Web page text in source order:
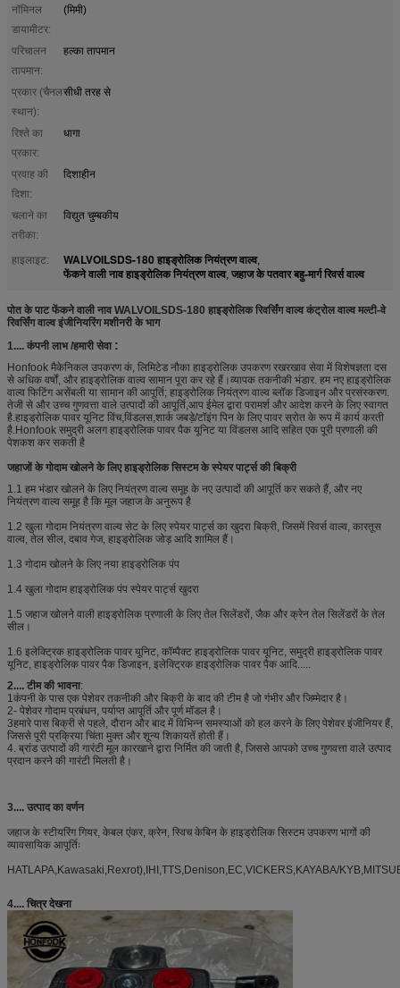
नॉमिनल
डायामीटर:
(मिमी)
परिचालन
तापमान:
हल्का तापमान
प्रकार (चैनल
स्थान):
सीधी तरह से
रिश्ते का
प्रकार:
धागा
प्रवाह की
दिशा:
दिशाहीन
चलाने का
तरीका:
विद्युत चुम्बकीय
हाइलाइट: WALVOILSDS-180 हाइड्रोलिक नियंत्रण वाल्व,
फेंकने वाली नाव हाइड्रोलिक नियंत्रण वाल्व, जहाज के पतवार बहु-मार्ग रिवर्स वाल्व
पोत के पाट फेंकने वाली नाव WALVOILSDS-180 हाइड्रोलिक रिवर्सिंग वाल्व कंट्रोल वाल्व मल्टी-वे
रिवर्सिंग वाल्व इंजीनियरिंग मशीनरी के भाग
1.... कंपनी लाभ /हमारी सेवा :
Honfook मैकेनिकल उपकरण कं, लिमिटेड नौका हाइड्रोलिक उपकरण रखरखाव सेवा में विशेषज्ञता दस
से अधिक वर्षों, और हाइड्रोलिक वाल्व सामान पूरा कर रहे हैं।व्यापक तकनीकी भंडार. हम नए हाइड्रोलिक
वाल्व फिटिंग असेंबली या सामान की आपूर्ति; हाइड्रोलिक नियंत्रण वाल्व ब्लॉक डिजाइन और प्रसंस्करण.
तेजी से और उच्च गुणवत्ता वाले उत्पादों की आपूर्ति,आप ईमेल द्वारा परामर्श और आदेश करने के लिए स्वागत
है.हाइड्रोलिक पावर यूनिट विंच,विंडलस,शार्क जबड़े/टॉइंग पिन के लिए पावर स्रोत के रूप में कार्य करती
है.Honfook समुद्री अलग हाइड्रोलिक पावर पैक यूनिट या विंडलस आदि सहित एक पूरी प्रणाली की
पेशकश कर सकती है
जहाजों के गोदाम खोलने के लिए हाइड्रोलिक सिस्टम के स्पेयर पार्ट्स की बिक्री
1.1 हम भंडार खोलने के लिए नियंत्रण वाल्व समूह के नए उत्पादों की आपूर्ति कर सकते हैं, और नए
नियंत्रण वाल्व समूह है कि मूल जहाज के अनुरूप है
1.2 खुला गोदाम नियंत्रण वाल्व सेट के लिए स्पेयर पार्ट्स का खुदरा बिक्री, जिसमें रिवर्स वाल्व, कारतूस
वाल्व, तेल सील, दबाव गेज, हाइड्रोलिक जोड़ आदि शामिल हैं।
1.3 गोदाम खोलने के लिए नया हाइड्रोलिक पंप
1.4 खुला गोदाम हाइड्रोलिक पंप स्पेयर पार्ट्स खुदरा
1.5 जहाज खोलने वाली हाइड्रोलिक प्रणाली के लिए तेल सिलेंडरों, जैक और क्रेन तेल सिलेंडरों के तेल
सील।
1.6 इलेक्ट्रिक हाइड्रोलिक पावर यूनिट, कॉम्पैक्ट हाइड्रोलिक पावर यूनिट, समुद्री हाइड्रोलिक पावर
यूनिट, हाइड्रोलिक पावर पैक डिजाइन, इलेक्ट्रिक हाइड्रोलिक पावर पैक आदि.....
2.... टीम की भावना:
1कंपनी के पास एक पेशेवर तकनीकी और बिक्री के बाद की टीम है जो गंभीर और जिम्मेदार है।
2- पेशेवर गोदाम प्रबंधन, पर्याप्त आपूर्ति और पूर्ण मॉडल है।
3हमारे पास बिक्री से पहले, दौरान और बाद में विभिन्न समस्याओं को हल करने के लिए पेशेवर इंजीनियर हैं,
जिससे पूरी प्रक्रिया चिंता मुक्त और शून्य शिकायतें होती हैं।
4. ब्रांड उत्पादों की गारंटी मूल कारखाने द्वारा निर्मित की जाती है, जिससे आपको उच्च गुणवत्ता वाले उत्पाद
प्रदान करने की गारंटी मिलती है।
3.... उत्पाद का वर्णन
जहाज के स्टीयरिंग गियर, केबल एंकर, क्रेन, स्विच केबिन के हाइड्रोलिक सिस्टम उपकरण भागों की
व्यावसायिक आपूर्तिः
HATLAPA,Kawasaki,Rexrot),IHI,TTS,Denison,EC,VICKERS,KAYABA/
4.... चित्र देखना